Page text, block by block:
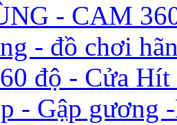
- CAM
- đồ chơi
độ - Cửa
- Gập gương